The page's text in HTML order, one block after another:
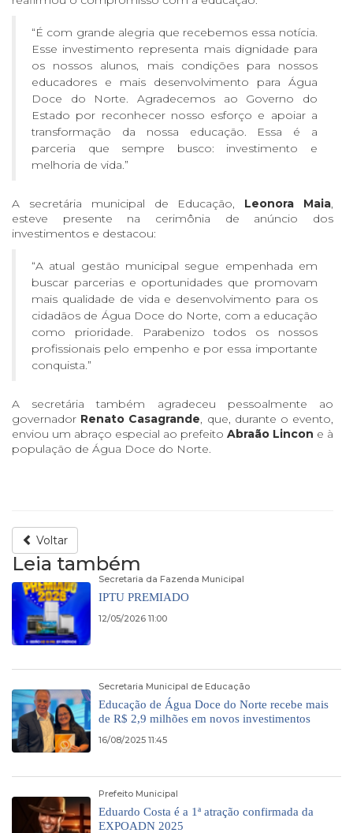
“É com grande alegria que recebemos essa notícia.
Esse investimento representa mais dignidade para
os nossos alunos, mais condições para nossos
educadores e mais desenvolvimento para Água
Doce do Norte. Agradecemos ao Governo do
Estado por reconhecer nosso esforço e apoiar a
transformação da nossa educação. Essa é a
parceria que sempre busco: investimento e
melhoria de vida.”
A secretária municipal de Educação, Leonora Maia,
esteve presente na cerimônia de anúncio dos
investimentos e destacou:
“A atual gestão municipal segue empenhada em
buscar parcerias e oportunidades que promovam
mais qualidade de vida e desenvolvimento para os
cidadãos de Água Doce do Norte, com a educação
como prioridade. Parabenizo todos os nossos
profissionais pelo empenho e por essa importante
conquista.”
A secretária também agradeceu pessoalmente ao
governador Renato Casagrande, que, durante o evento,
enviou um abraço especial ao prefeito Abraão Lincon e à
população de Água Doce do Norte.
Voltar
Leia também
Secretaria da Fazenda Municipal
IPTU PREMIADO
12/05/2026 11:00
Secretaria Municipal de Educação
Educação de Água Doce do Norte recebe mais
de R$ 2,9 milhões em novos investimentos
16/08/2025 11:45
Prefeito Municipal
Eduardo Costa é a 1ª atração confirmada da
EXPOADN 2025